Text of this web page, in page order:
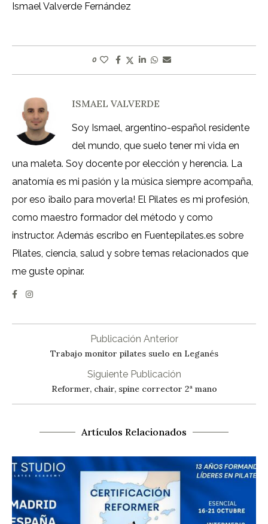
Ismael Valverde Fernández
0
ISMAEL VALVERDE
Soy Ismael, argentino-español residente
del mundo, que suelo tener mi vida en
una maleta. Soy docente por elección y herencia. La
anatomía es mi pasión y la música siempre acompaña,
por eso ¡bailo para moverla! El Pilates es mi profesión,
como maestro formador del método y como
instructor. Además escribo en Fuentepilates.es sobre
Pilates, ciencia, salud y sobre temas relacionados que
me guste opinar.
Publicación Anterior
Trabajo monitor pilates suelo en Leganés
Siguiente Publicación
Reformer, chair, spine corrector 2ª mano
Artículos Relacionados